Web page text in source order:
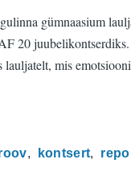
gümnaasium
20
lauljatelt, mis
kontsert